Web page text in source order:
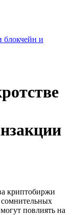
блокчейн и
криптобиржи
повлиять на